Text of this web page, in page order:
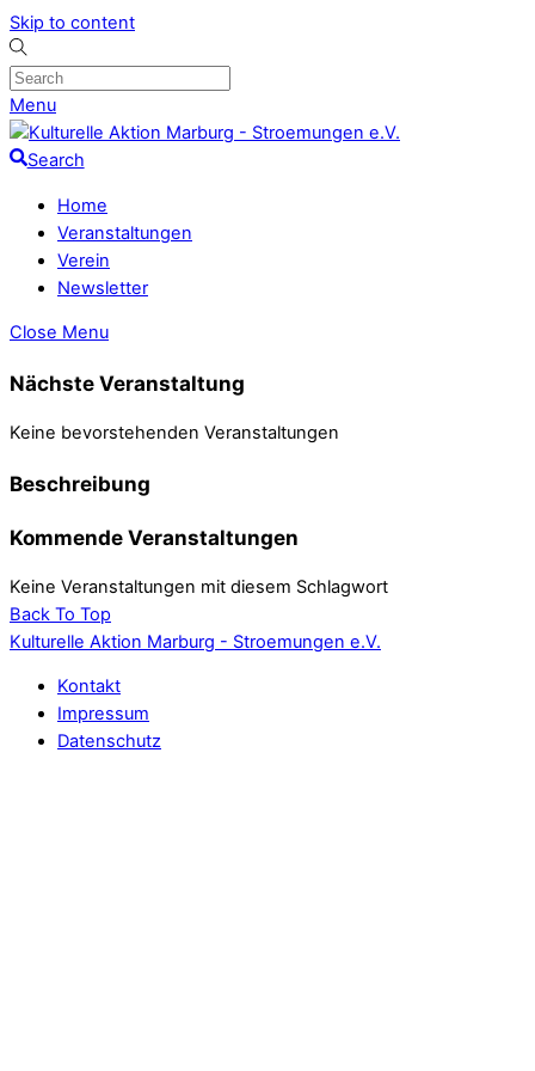
Skip to content
Menu
Search
Home
Veranstaltungen
Verein
Newsletter
Close Menu
Nächste Veranstaltung
Keine bevorstehenden Veranstaltungen
Beschreibung
Kommende Veranstaltungen
Keine Veranstaltungen mit diesem Schlagwort
Back To Top
Kulturelle Aktion Marburg - Stroemungen e.V.
Kontakt
Impressum
Datenschutz